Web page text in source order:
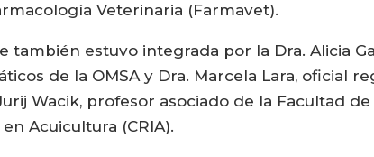
Veterinaria (Farmavet).
también estuvo integrada por la Dra. Alicia
de la OMSA y Dra. Marcela Lara, oficial
Wacik, profesor asociado de la Facultad
Acuicultura (CRIA).